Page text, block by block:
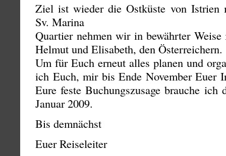
Ziel ist wieder die Ostküste von Istrien
Sv. Marina
Quartier nehmen wir in bewährter
Helmut und Elisabeth, den Österreichern.
Um für Euch erneut alles planen und
ich Euch, mir bis Ende November Euer
Eure feste Buchungszusage brauche ich
Januar 2009.
Bis demnächst
Euer Reiseleiter